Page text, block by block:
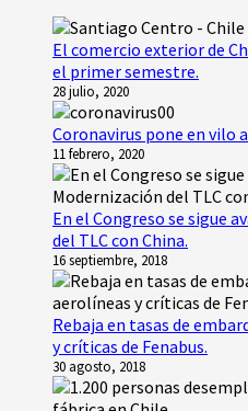
El comercio exterior de
el primer semestre.
28 julio, 2020
Coronavirus pone en vilo
11 febrero, 2020
En el Congreso se sigue
del TLC con China.
16 septiembre, 2018
Rebaja en tasas de
y críticas de Fenabus.
30 agosto, 2018